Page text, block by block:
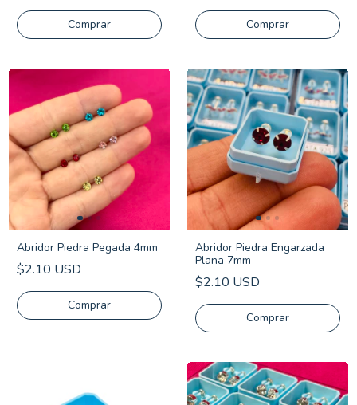
Comprar
Abridor Piedra Pegada 4mm
$2.10 USD
Comprar
Abridor Piedra Engarzada
Plana 7mm
$2.10 USD
Comprar